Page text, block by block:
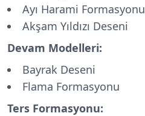
Ayı Harami Formasyonu
Akşam Yıldızı Deseni
Devam Modelleri:
Bayrak Deseni
Flama Formasyonu
Ters Formasyonu: